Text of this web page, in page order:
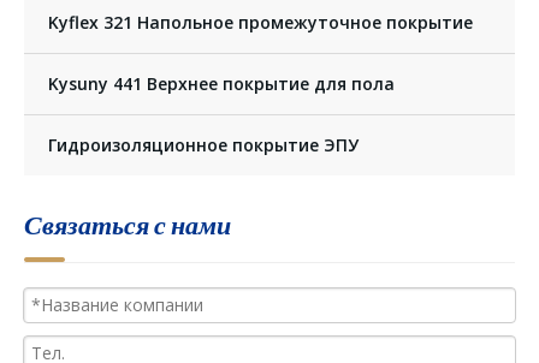
Kyflex 321 Напольное промежуточное покрытие
Kysuny 441 Верхнее покрытие для пола
Гидроизоляционное покрытие ЭПУ
Связаться с нами